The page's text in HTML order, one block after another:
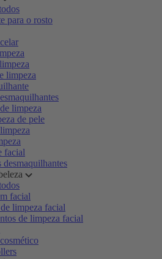
para o rosto
limpeza
limpeza
de pele
facial
desmaquilhantes
facial
limpeza facial
de limpeza facial